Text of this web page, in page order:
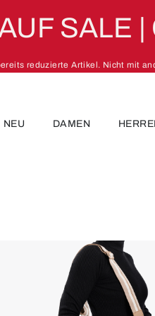
SALE
reduzierte Artikel. Nicht mit
NEU DAMEN